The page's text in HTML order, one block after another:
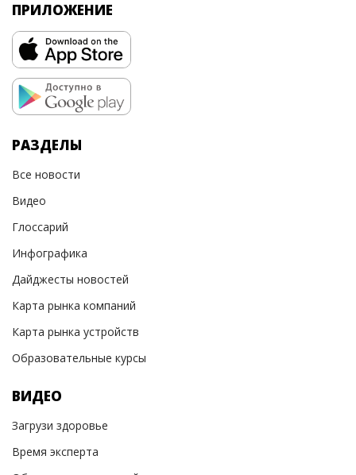
ПРИЛОЖЕНИЕ
РАЗДЕЛЫ
Все новости
Видео
Глоссарий
Инфографика
Дайджесты новостей
Карта рынка компаний
Карта рынка устройств
Образовательные курсы
ВИДЕО
Загрузи здоровье
Время эксперта